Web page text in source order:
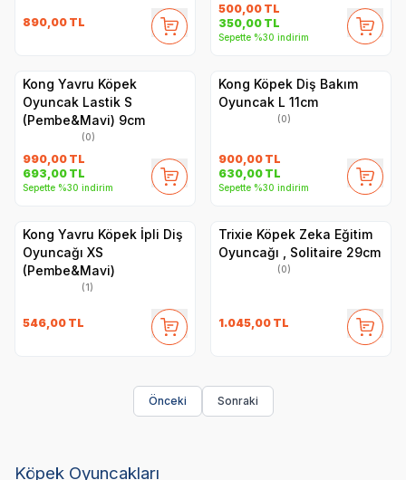
890,00 TL
500,00 TL
350,00 TL
Sepette %30 indirim
Kong Yavru Köpek
Oyuncak Lastik S
(Pembe&Mavi) 9cm
(0)
990,00 TL
693,00 TL
Sepette %30 indirim
Kong Köpek Diş Bakım
Oyuncak L 11cm
(0)
900,00 TL
630,00 TL
Sepette %30 indirim
Kong Yavru Köpek İpli Diş
Oyuncağı XS
(Pembe&Mavi)
(1)
546,00 TL
Trixie Köpek Zeka Eğitim
Oyuncağı , Solitaire 29cm
(0)
1.045,00 TL
Önceki Sonraki
Köpek Oyuncakları